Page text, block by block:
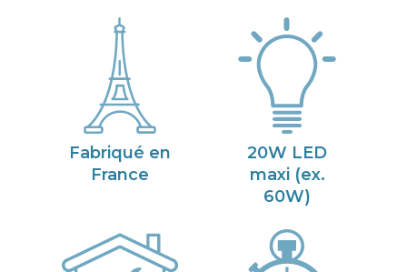
Fabriqué en
France
20W LED
maxi (ex.
60W)